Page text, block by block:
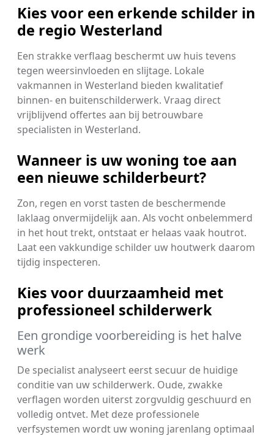
Kies voor een erkende schilder in
de regio Westerland
Een strakke verflaag beschermt uw huis tevens
tegen weersinvloeden en slijtage. Lokale
vakmannen in Westerland bieden kwalitatief
binnen- en buitenschilderwerk. Vraag direct
vrijblijvend offertes aan bij betrouwbare
specialisten in Westerland.
Wanneer is uw woning toe aan
een nieuwe schilderbeurt?
Zon, regen en vorst tasten de beschermende
laklaag onvermijdelijk aan. Als vocht onbelemmerd
in het hout trekt, ontstaat er helaas vaak houtrot.
Laat een vakkundige schilder uw houtwerk daarom
tijdig inspecteren.
Kies voor duurzaamheid met
professioneel schilderwerk
Een grondige voorbereiding is het halve
werk
De specialist analyseert eerst secuur de huidige
conditie van uw schilderwerk. Oude, zwakke
verflagen worden uiterst zorgvuldig geschuurd en
volledig ontvet. Met deze professionele
verfsystemen wordt uw woning jarenlang optimaal